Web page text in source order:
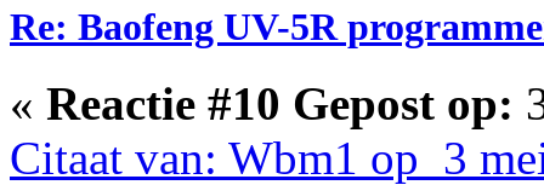
Re: Baofeng UV-5R
« Reactie #10 Gepost op:
Citaat van: Wbm1 op 3